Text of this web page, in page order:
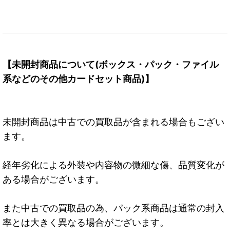
【未開封商品について(ボックス・パック・ファイル
系などのその他カードセット商品)】
未開封商品は中古での買取品が含まれる場合もござい
ます。
経年劣化による外装や内容物の微細な傷、品質変化が
ある場合がございます。
また中古での買取品の為、パック系商品は通常の封入
率とは大きく異なる場合がございます。